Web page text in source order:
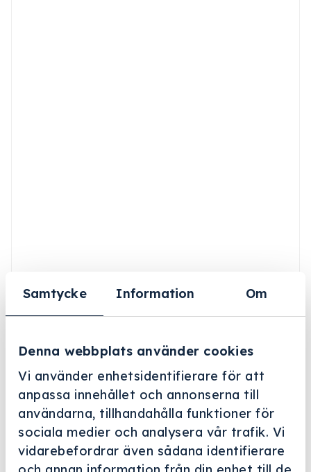
Samtycke Information Om
Denna webbplats använder cookies
Vi använder enhetsidentifierare för att
anpassa innehållet och annonserna till
användarna, tillhandahålla funktioner för
sociala medier och analysera vår trafik. Vi
vidarebefordrar även sådana identifierare
Helskärm
Miele Professional